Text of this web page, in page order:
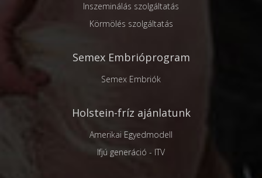
Inszeminálás szolgáltatás
Körmölés szolgáltatás
Semex Embrióprogram
Semex Embriók
Holstein-fríz ajánlatunk
Amerikai Egyedmodell
Ifjú generáció - ITV